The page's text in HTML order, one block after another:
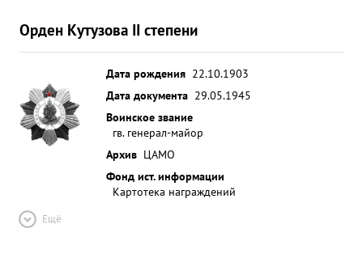
Орден Кутузова II степени
Дата рождения 22.10.1903
Дата документа 29.05.1945
Воинское звание
гв. генерал-майор
Архив ЦАМО
Фонд ист. информации
Картотека награждений
Ещё